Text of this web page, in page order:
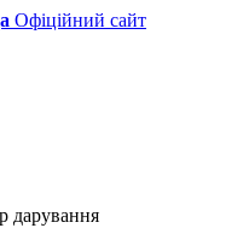
Офіційний сайт
дарування